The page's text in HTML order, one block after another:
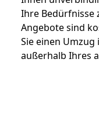
Ihre Bedürfnisse
Angebote sind
Sie einen
außerhalb Ihres